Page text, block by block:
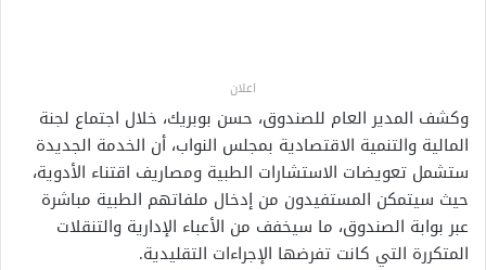
اعلان
وكشف المدير العام للصندوق، حسن بوبريك، خلال اجتماع لجنة
المالية والتنمية الاقتصادية بمجلس النواب، أن الخدمة الجديدة
ستشمل تعويضات الاستشارات الطبية ومصاريف اقتناء الأدوية،
حيث سيتمكن المستفيدون من إدخال ملفاتهم الطبية مباشرة
عبر بوابة الصندوق، ما سيخفف من الأعباء الإدارية والتنقلات
المتكررة التي كانت تفرضها الإجراءات التقليدية.